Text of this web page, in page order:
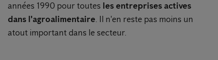
années 1990 pour toutes les entreprises actives
dans l'agroalimentaire. Il n'en reste pas moins un
atout important dans le secteur.